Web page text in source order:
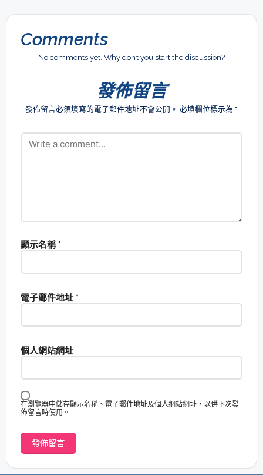
Comments
No comments yet. Why don’t you start the discussion?
發佈留言
發佈留言必須填寫的電子郵件地址不會公開。 必填欄位標示為 *
顯示名稱 *
電子郵件地址 *
個人網站網址
在瀏覽器中儲存顯示名稱、電子郵件地址及個人網站網址，以供下次發
佈留言時使用。